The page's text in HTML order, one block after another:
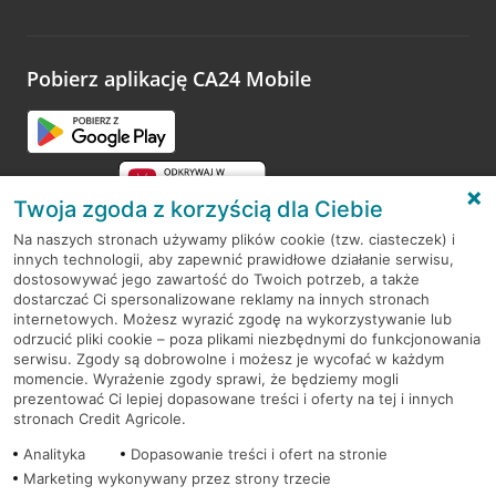
opinie.
Pobierz aplikację CA24 Mobile
RODO
Regulamin serwisu
Mapa serwisu
PolitykaCookies
Twoja zgoda z korzyścią dla Ciebie
Na naszych stronach używamy plików cookie (tzw. ciasteczek) i
innych technologii, aby zapewnić prawidłowe działanie serwisu,
dostosowywać jego zawartość do Twoich potrzeb, a także
dostarczać Ci spersonalizowane reklamy na innych stronach
internetowych. Możesz wyrazić zgodę na wykorzystywanie lub
odrzucić pliki cookie – poza plikami niezbędnymi do funkcjonowania
serwisu. Zgody są dobrowolne i możesz je wycofać w każdym
momencie. Wyrażenie zgody sprawi, że będziemy mogli
prezentować Ci lepiej dopasowane treści i oferty na tej i innych
stronach Credit Agricole.
Analityka
Dopasowanie treści i ofert na stronie
Marketing wykonywany przez strony trzecie